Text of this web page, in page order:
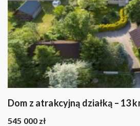
Dom z atrakcyjną działką – 13
545 000 zł